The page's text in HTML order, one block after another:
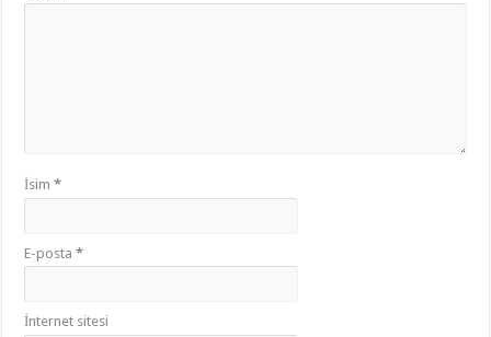
İsim*
E-posta*
İnternet sitesi